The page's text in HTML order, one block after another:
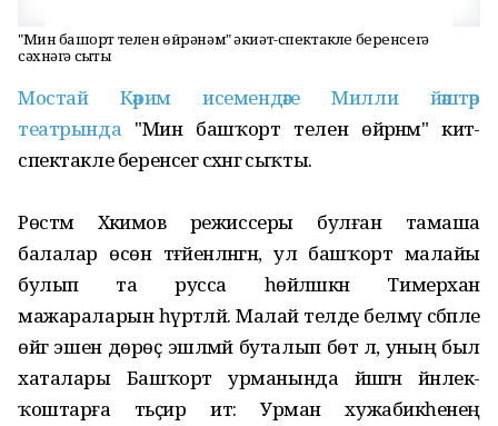
"Мин башҡорт телен өйрәнәм" әкиәт-спектакле беренсегә
сәхнәгә сыҡты
Мостай Кәрим исемендәге Милли йәштәр
театрында "Мин башҡорт телен өйрәнәм" әкиәт-
спектакле беренсегә сәхнәгә сыҡты.
Рөстәм Хәкимов режиссеры булған тамаша
балалар өсөн тәғәйенләнгән, ул башҡорт малайы
булып та русса һөйләшкән Тимерхан
мажараларын һүрәтләй. Малай телде белмәү сәбәпле
өйгә эшен дөрөҫ эшләмәй буталып бөтә лә, уның был
хаталары Башҡорт урманында йәшәгән йәнлек-
ҡоштарға тәьҫир итә: Урман хужабикәһенең